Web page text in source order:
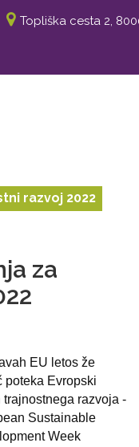
Topliška cesta 2,
razvoj 2022
za
EU letos že
poteka Evropski
trajnostnega razvoja -
Sustainable
Week